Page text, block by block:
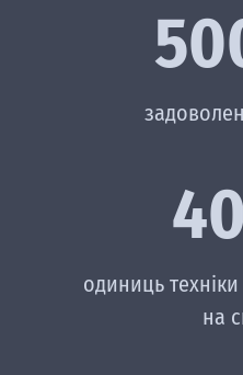
одиниць
на